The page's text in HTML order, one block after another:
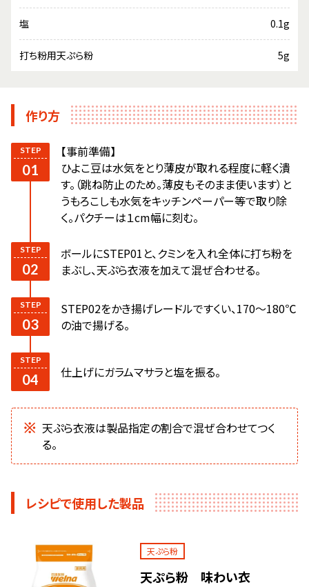
塩 0.1g
打ち粉用天ぷら粉 5g
作り方
【事前準備】
ひよこ豆は水気をとり薄皮が取れる程度に軽く潰
す。（跳ね防止のため。薄皮もそのまま使います）と
うもろこしも水気をキッチンペーパー等で取り除
く。パクチーは１cm幅に刻む。
ボールにSTEP01と、クミンを入れ全体に打ち粉を
まぶし、天ぷら衣液を加えて混ぜ合わせる。
STEP02をかき揚げレードルですくい、170～180℃
の油で揚げる。
仕上げにガラムマサラと塩を振る。
天ぷら衣液は製品指定の割合で混ぜ合わせてつく
る。
レシピで使用した製品
天ぷら粉
天ぷら粉 味わい衣